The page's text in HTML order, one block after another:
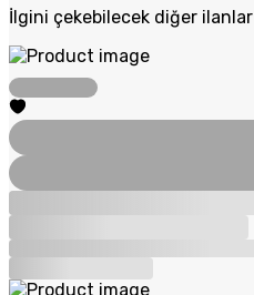
İlgini çekebilecek diğer ilanlar